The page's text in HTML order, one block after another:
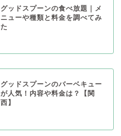
グッドスプーンの食べ放題｜メ
ニューや種類と料金を調べてみ
た
グッドスプーンのバーベキュー
が人気！内容や料金は？【関
西】